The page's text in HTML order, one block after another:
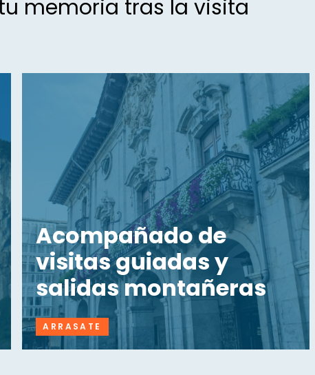
memoria tras la visita
Acompañado de
visitas guiadas y
salidas montañeras
ARRASATE